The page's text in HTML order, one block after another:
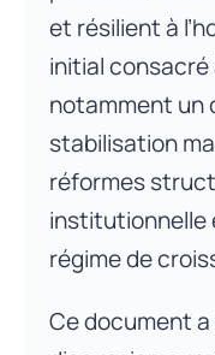
et résilient à
initial
notamment un
stabilisation
réformes
institutionnelle
régime de
Ce document